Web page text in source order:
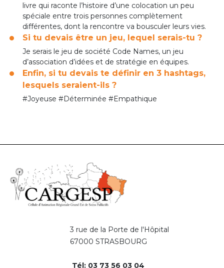
livre qui raconte l’histoire d’une colocation un peu
spéciale entre trois personnes complètement
différentes, dont la rencontre va bousculer leurs vies.
Si tu devais être un jeu, lequel serais-tu ?
Je serais le jeu de société Code Names, un jeu
d’association d’idées et de stratégie en équipes.
Enfin, si tu devais te définir en 3 hashtags,
lesquels seraient-ils ?
#Joyeuse #Déterminée #Empathique
3 rue de la Porte de l'Hôpital
67000 STRASBOURG
Tél: 03 73 56 03 04